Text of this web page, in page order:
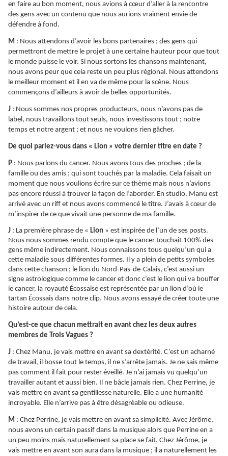
en faire au bon moment, nous avions à cœur d’aller à la rencontre
des gens avec un contenu que nous aurions vraiment envie de
défendre à fond.
M : Nous attendons d’avoir les bons partenaires ; des gens qui
permettront de mettre le projet à une certaine hauteur pour que tout
le monde puisse le voir. Si nous sortons les chansons maintenant,
nous avons peur que cela reste un peu plus régional. Nous attendons
le meilleur moment et il en va de même pour la scène. Nous
commençons d’ailleurs à avoir de belles opportunités.
J : Nous sommes nos propres producteurs, nous n’avons pas de
label, nous travaillons tout seuls, nous investissons tout ; notre
temps et notre argent ; et nous ne voulons rien gâcher.
De quoi parlez-vous dans « Lion » votre dernier titre en date ?
P : Nous parlons du cancer. Nous avons tous des proches ; de la
famille ou des amis ; qui sont touchés par la maladie. Cela faisait un
moment que nous voulions écrire sur ce thème mais nous n’avions
pas encore réussi à trouver la façon de l’aborder. En studio, Manu est
arrivé avec un riff et nous avons commencé le titre. J’avais à cœur de
m’inspirer de ce que vivait une personne de ma famille.
J : La première phrase de « Lion » est inspirée de l’un de ses posts.
Nous nous sommes rendu compte que le cancer touchait 100% des
gens même indirectement. Nous connaissons tous quelqu’un qui a
cette maladie sous différentes formes. Il y a plein de petits symboles
dans cette chanson ; le lion du Nord-Pas-de-Calais, c’est aussi un
signe astrologique comme le cancer et donc c’est le lion qui va bouffer
le cancer, la royauté Écossaise est représentée par un lion d’où le
tartan Écossais dans notre clip. Nous avons essayé de créer toute une
histoire autour de cela.
Qu’est-ce que chacun mettrait en avant chez les deux autres
membres de Trois Vagues ?
J : Chez Manu, je vais mettre en avant sa dextérité. C’est un acharné
de travail, il bosse tout le temps, il ne s’arrête jamais. Je ne sais même
pas comment il fait pour rester éveillé. Je n’ai jamais vu quelqu’un
travailler autant et aussi bien. Il ne bâcle jamais rien. Chez Perrine, je
vais mettre en avant sa gentillesse naturelle. Elle a une humanité
incroyable. Elle n’arrive pas à être désagréable ou odieuse.
M : Chez Perrine, je vais mettre en avant sa simplicité. Avec Jérôme,
nous avons un certain passif dans la musique alors que Perrine en a
un peu moins mais naturellement sa place se fait. Chez Jérôme, je
vais mettre en avant son aura dans la musique ; il a naturellement les